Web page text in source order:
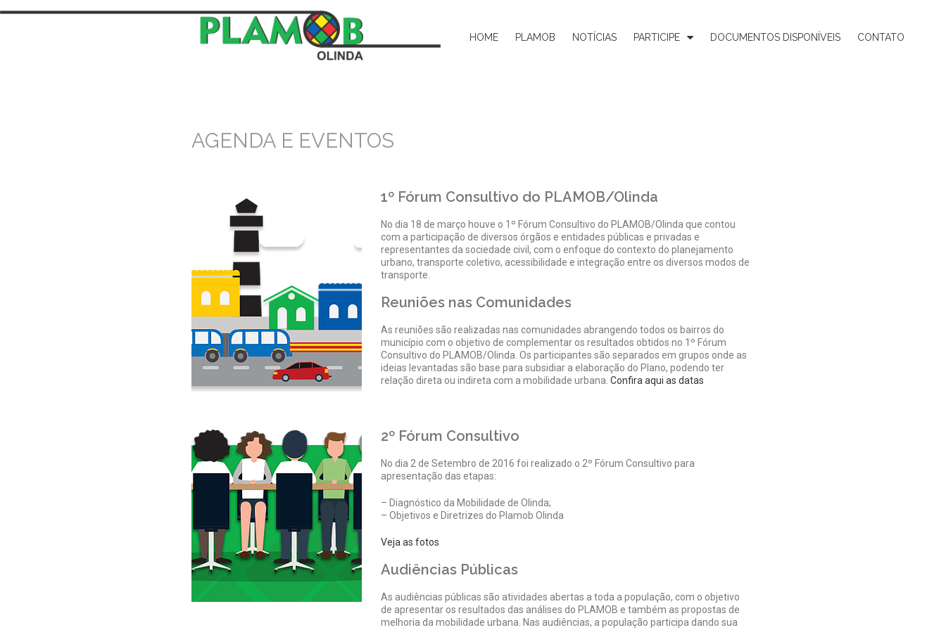
HOME PLAMOB NOTÍCIAS PARTICIPE DOCUMENTOS DISPONÍVEIS CONTATO
AGENDA E EVENTOS
1º Fórum Consultivo do PLAMOB/Olinda
No dia 18 de março houve o 1º Fórum Consultivo do PLAMOB/Olinda que contou
com a participação de diversos órgãos e entidades públicas e privadas e
representantes da sociedade civil, com o enfoque do contexto do planejamento
urbano, transporte coletivo, acessibilidade e integração entre os diversos modos de
transporte.
Reuniões nas Comunidades
As reuniões são realizadas nas comunidades abrangendo todos os bairros do
município com o objetivo de complementar os resultados obtidos no 1º Fórum
Consultivo do PLAMOB/Olinda. Os participantes são separados em grupos onde as
ideias levantadas são base para subsidiar a elaboração do Plano, podendo ter
relação direta ou indireta com a mobilidade urbana. Confira aqui as datas
2º Fórum Consultivo
No dia 2 de Setembro de 2016 foi realizado o 2º Fórum Consultivo para
apresentação das etapas:
– Diagnóstico da Mobilidade de Olinda;
– Objetivos e Diretrizes do Plamob Olinda
Veja as fotos
Audiências Públicas
As audiências públicas são atividades abertas a toda a população, com o objetivo
de apresentar os resultados das análises do PLAMOB e também as propostas de
melhoria da mobilidade urbana. Nas audiências, a população participa dando sua